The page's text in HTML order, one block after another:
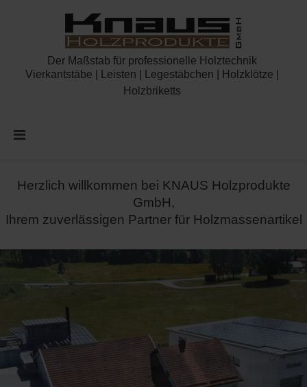
Der Maßstab für professionelle Holztechnik
Vierkantstäbe | Leisten | Legestäbchen | Holzklötze |
Holzbriketts
Herzlich willkommen bei KNAUS Holzprodukte
GmbH,
Ihrem zuverlässigen Partner für Holzmassenartikel